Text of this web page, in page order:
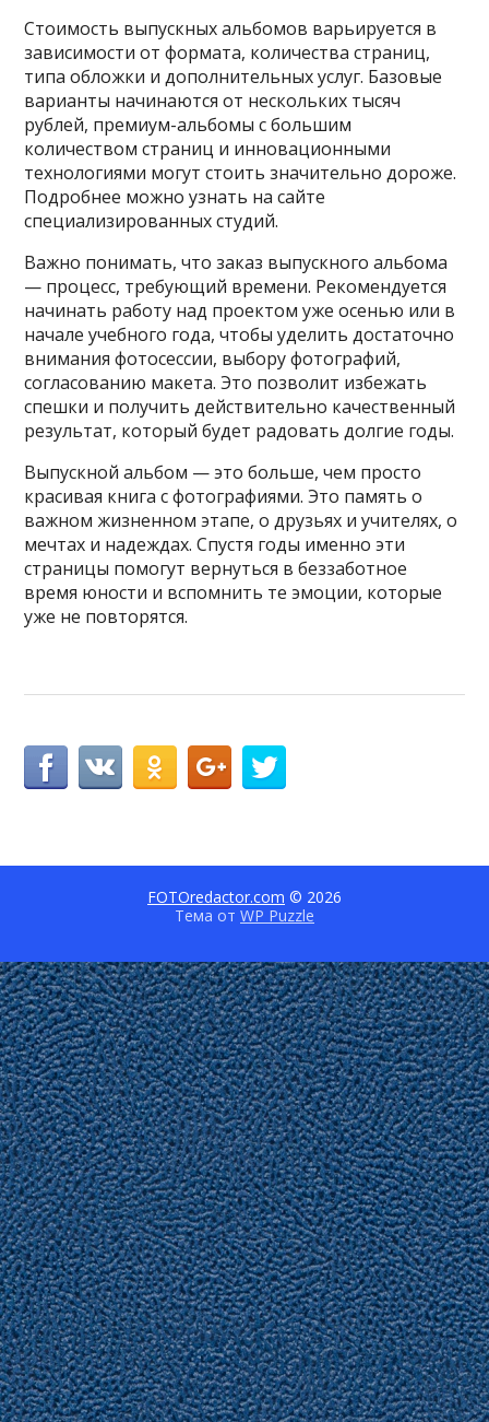
Стоимость выпускных альбомов варьируется в
зависимости от формата, количества страниц,
типа обложки и дополнительных услуг. Базовые
варианты начинаются от нескольких тысяч
рублей, премиум-альбомы с большим
количеством страниц и инновационными
технологиями могут стоить значительно дороже.
Подробнее можно узнать на сайте
специализированных студий.
Важно понимать, что заказ выпускного альбома
— процесс, требующий времени. Рекомендуется
начинать работу над проектом уже осенью или в
начале учебного года, чтобы уделить достаточно
внимания фотосессии, выбору фотографий,
согласованию макета. Это позволит избежать
спешки и получить действительно качественный
результат, который будет радовать долгие годы.
Выпускной альбом — это больше, чем просто
красивая книга с фотографиями. Это память о
важном жизненном этапе, о друзьях и учителях, о
мечтах и надеждах. Спустя годы именно эти
страницы помогут вернуться в беззаботное
время юности и вспомнить те эмоции, которые
уже не повторятся.
FOTOredactor.com © 2026
Тема от WP Puzzle